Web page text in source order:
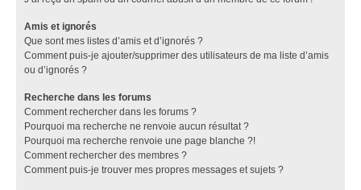
Amis et ignorés
Que sont mes listes d’amis et d’ignorés ?
Comment puis-je ajouter/supprimer des utilisateurs de ma liste d’amis
ou d’ignorés ?
Recherche dans les forums
Comment rechercher dans les forums ?
Pourquoi ma recherche ne renvoie aucun résultat ?
Pourquoi ma recherche renvoie une page blanche ?!
Comment rechercher des membres ?
Comment puis-je trouver mes propres messages et sujets ?